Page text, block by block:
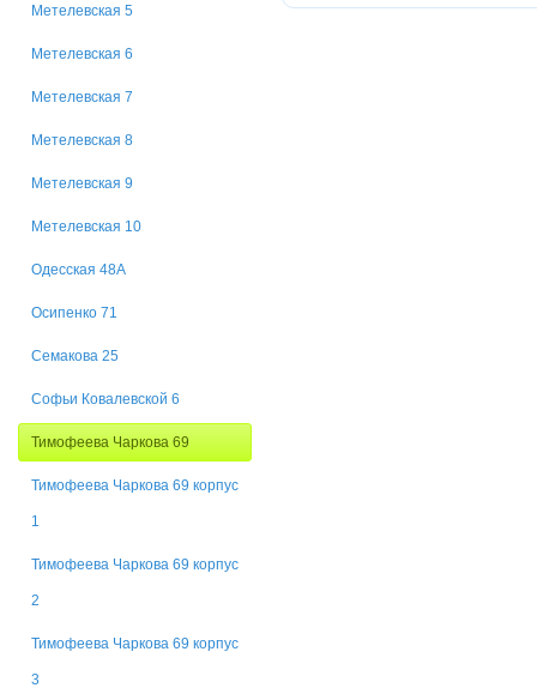
Метелевская 5
Метелевская 6
Метелевская 7
Метелевская 8
Метелевская 9
Метелевская 10
Одесская 48А
Осипенко 71
Семакова 25
Софьи Ковалевской 6
Тимофеева Чаркова 69
Тимофеева Чаркова 69 корпус
1
Тимофеева Чаркова 69 корпус
2
Тимофеева Чаркова 69 корпус
3